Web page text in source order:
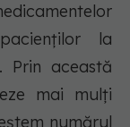
la
Prin această
mai mulți
numărul